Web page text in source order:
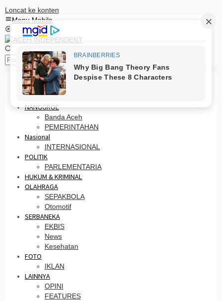
Loncat ke konten
Menu Mobile
HOME
PRO OTONOMI
NANGGROE
Banda Aceh
PEMERINTAHAN
Nasional
INTERNASIONAL
POLITIK
PARLEMENTARIA
HUKUM & KRIMINAL
OLAHRAGA
SEPAKBOLA
Otomotif
SERBANEKA
EKBIS
News
Kesehatan
FOTO
IKLAN
LAINNYA
OPINI
FEATURES